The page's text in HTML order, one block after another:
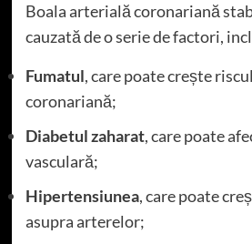
Boala arterială coronariană
cauzată de o serie de factori,
Fumatul, care poate crește
coronariană;
Diabetul zaharat, care poate
vasculară;
Hipertensiunea, care poate
asupra arterelor;